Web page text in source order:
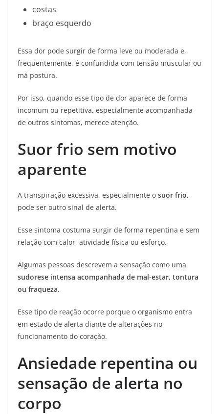
costas
braço esquerdo
Essa dor pode surgir de forma leve ou moderada e,
frequentemente, é confundida com tensão muscular ou
má postura.
Por isso, quando esse tipo de dor aparece de forma
incomum ou repetitiva, especialmente acompanhada
de outros sintomas, merece atenção.
Suor frio sem motivo
aparente
A transpiração excessiva, especialmente o suor frio,
pode ser outro sinal de alerta.
Esse sintoma costuma surgir de forma repentina e sem
relação com calor, atividade física ou esforço.
Algumas pessoas descrevem a sensação como uma
sudorese intensa acompanhada de mal-estar, tontura
ou fraqueza.
Esse tipo de reação ocorre porque o organismo entra
em estado de alerta diante de alterações no
funcionamento do coração.
Ansiedade repentina ou
sensação de alerta no
corpo